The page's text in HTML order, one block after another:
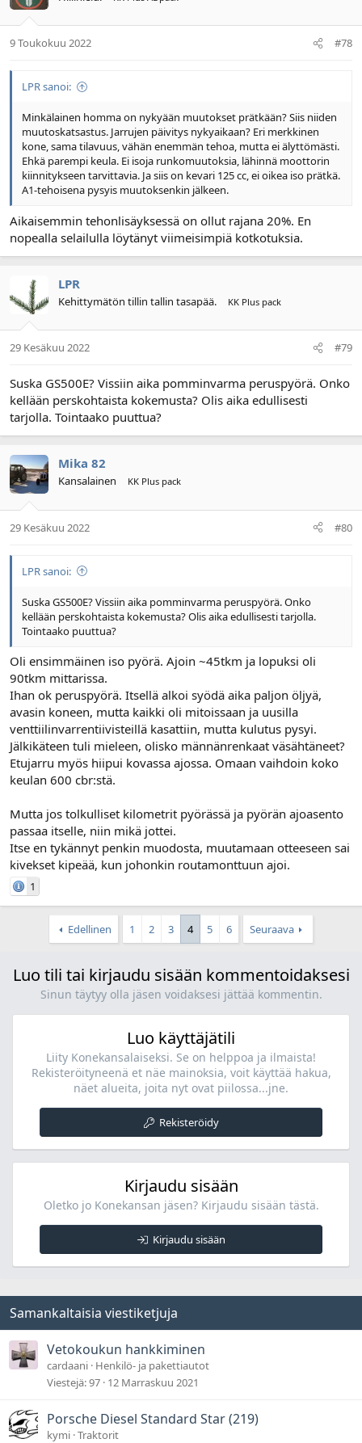
9 Toukokuu 2022 #78
LPR sanoi:
Minkälainen homma on nykyään muutokset prätkään? Siis niiden
muutoskatsastus. Jarrujen päivitys nykyaikaan? Eri merkkinen
kone, sama tilavuus, vähän enemmän tehoa, mutta ei älyttömästi.
Ehkä parempi keula. Ei isoja runkomuutoksia, lähinnä moottorin
kiinnitykseen tarvittavia. Ja siis on kevari 125 cc, ei oikea iso prätkä.
A1-tehoisena pysyis muutoksenkin jälkeen.
Aikaisemmin tehonlisäyksessä on ollut rajana 20%. En
nopealla selailulla löytänyt viimeisimpiä kotkotuksia.
LPR
Kehittymätön tillin tallin tasapää. KK Plus pack
29 Kesäkuu 2022 #79
Suska GS500E? Vissiin aika pomminvarma peruspyörä. Onko
kellään perskohtaista kokemusta? Olis aika edullisesti
tarjolla. Tointaako puuttua?
Mika 82
Kansalainen KK Plus pack
29 Kesäkuu 2022 #80
LPR sanoi:
Suska GS500E? Vissiin aika pomminvarma peruspyörä. Onko
kellään perskohtaista kokemusta? Olis aika edullisesti tarjolla.
Tointaako puuttua?
Oli ensimmäinen iso pyörä. Ajoin ~45tkm ja lopuksi oli
90tkm mittarissa.
Ihan ok peruspyörä. Itsellä alkoi syödä aika paljon öljyä,
avasin koneen, mutta kaikki oli mitoissaan ja uusilla
venttiilinvarrentiivisteillä kasattiin, mutta kulutus pysyi.
Jälkikäteen tuli mieleen, olisko männänrenkaat väsähtäneet?
Etujarru myös hiipui kovassa ajossa. Omaan vaihdoin koko
keulan 600 cbr:stä.
Mutta jos tolkulliset kilometrit pyörässä ja pyörän ajoasento
passaa itselle, niin mikä jottei.
Itse en tykännyt penkin muodosta, muutamaan otteeseen sai
kivekset kipeää, kun johonkin routamonttuun ajoi.
1
Edellinen 1 2 3 4 5 6 Seuraava
Luo tili tai kirjaudu sisään kommentoidaksesi
Sinun täytyy olla jäsen voidaksesi jättää kommentin.
Luo käyttäjätili
Liity Konekansalaiseksi. Se on helppoa ja ilmaista!
Rekisteröityneenä et näe mainoksia, voit käyttää hakua,
näet alueita, joita nyt ovat piilossa...jne.
Rekisteröidy
Kirjaudu sisään
Oletko jo Konekansan jäsen? Kirjaudu sisään tästä.
Kirjaudu sisään
Samankaltaisia viestiketjuja
Vetokoukun hankkiminen
cardaani Henkilö- ja pakettiautot
Viestejä 97 12 Marraskuu 2021
Porsche Diesel Standard Star (219)
kymi Traktorit